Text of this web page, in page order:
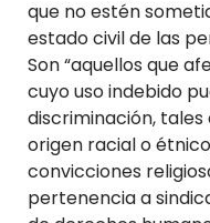
que no estén
estado civil de las
Son “aquellos que
cuyo uso indebido
discriminación,
origen racial o
convicciones
pertenencia a